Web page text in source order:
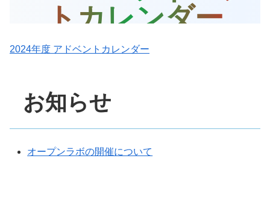
2024年度 アドベントカレンダー
お知らせ
オープンラボの開催について